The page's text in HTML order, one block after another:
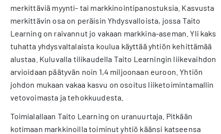
merkittäviä myynti- tai markkinointipanostuksia. Kasvusta
merkittävin osa on peräisin Yhdysvalloista, jossa Taito
Learning on raivannut jo vakaan markkina-aseman. Yli kaksi
tuhatta yhdysvaltalaista koulua käyttää yhtiön kehittämää
alustaa. Kuluvalla tilikaudella Taito Learningin liikevaihdon
arvioidaan päätyvän noin 1,4 miljoonaan euroon. Yhtiön
johdon mukaan vakaa kasvu on osoitus liiketoimintamallin
vetovoimasta ja tehokkuudesta.
Toimialallaan Taito Learning on uranuurtaja. Pitkään
kotimaan markkinoilla toiminut yhtiö käänsi katseensa